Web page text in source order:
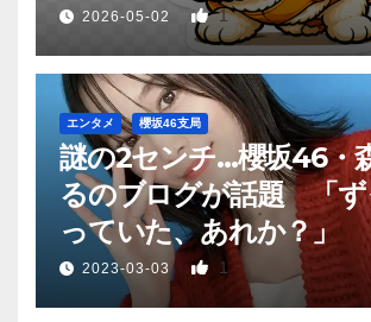
2026-05-02 1
エンタメ 櫻坂46支局
謎の2センチ…櫻坂46・
るのブログが話題 「ず
っていた、あれか？」
2023-03-03 1